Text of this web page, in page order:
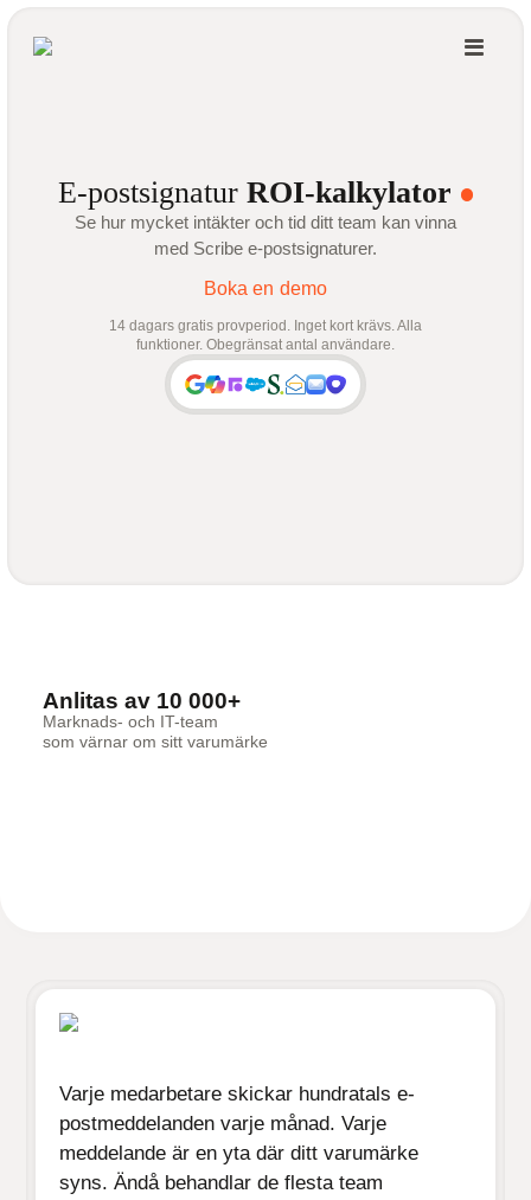
E-postsignatur ROI-kalkylator
Se hur mycket intäkter och tid ditt team kan vinna
med Scribe e-postsignaturer.
Boka en demo
14 dagars gratis provperiod. Inget kort krävs. Alla
funktioner. Obegränsat antal användare.
Anlitas av 10 000+
Marknads- och IT-team
som värnar om sitt varumärke
Varje medarbetare skickar hundratals e-
postmeddelanden varje månad. Varje
meddelande är en yta där ditt varumärke
syns. Ändå behandlar de flesta team